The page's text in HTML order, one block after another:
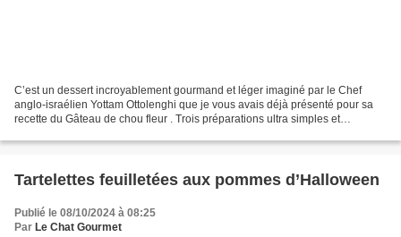
C’est un dessert incroyablement gourmand et léger imaginé par le Chef
anglo-israélien Yottam Ottolenghi que je vous avais déjà présenté pour sa
recette du Gâteau de chou fleur . Trois préparations ultra simples et
Tartelettes feuilletées aux pommes d’Halloween
Publié le 08/10/2024 à 08:25
Par Le Chat Gourmet